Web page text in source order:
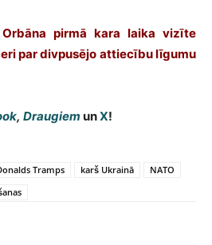
Orbāna pirmā kara laika vizīte
par divpusējo attiecību līgumu
, Draugiem unX!
Tramps karš Ukrainā
NATO